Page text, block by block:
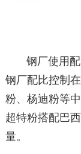
钢厂使用
钢厂配比控制
粉、杨迪粉等
超特粉搭配巴
量。